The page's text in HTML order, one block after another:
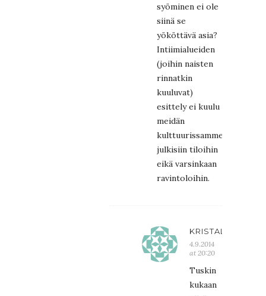
syöminen ei ole
siinä se
yököttävä asia?
Intiimialueiden
(joihin naisten
rinnatkin
kuuluvat)
esittely ei kuulu
meidän
kulttuurissamme
julkisiin tiloihin
eikä varsinkaan
ravintoloihin.
KRISTALIINA
4.9.2014
at 20:20
Tuskin
kukaan